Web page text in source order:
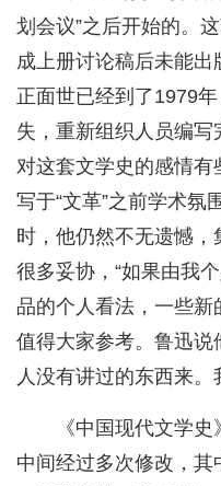
划会议”之后开始的。
成上册讨论稿后未能
正面世已经到了1979
失，重新组织人员编
对这套文学史的感情
写于“文革”之前学术氛
时，他仍然不无遗憾
很多妥协，“如果由我
品的个人看法，一些
值得大家参考。鲁迅说
人没有讲过的东西来。
《中国现代文学
中间经过多次修改，